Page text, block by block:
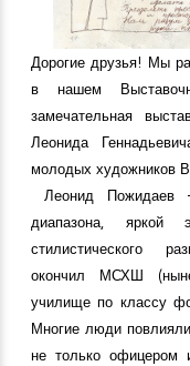
Дорогие друзья! Мы
в нашем
замечательная
Леонида
молодых художников
Леонид Пожидаев
диапазона, яркой
стилистического
окончил МСХШ
училище по классу
Многие люди
не только офицером